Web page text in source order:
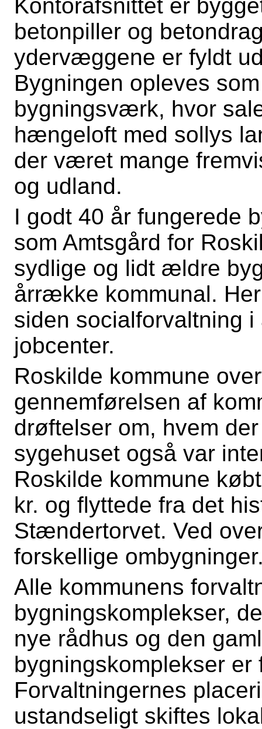
Kontorafsnittet er
betonpiller og
ydervæggene er fyldt
Bygningen opleves
bygningsværk, hvor
hængeloft med sollys
der været mange
og udland.
I godt 40 år fungerede
som Amtsgård for
sydlige og lidt ældre
årrække kommunal.
siden socialforvaltning
jobcenter.
Roskilde kommune
gennemførelsen af
drøftelser om, hvem
sygehuset også var
Roskilde kommune
kr. og flyttede fra det
Stændertorvet. Ved
forskellige
Alle kommunens
bygningskomplekser,
nye rådhus og den
bygningskomplekser
Forvaltningernes
ustandseligt skiftes